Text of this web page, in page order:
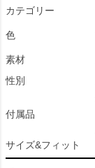
カテゴリー
色
素材
性別
付属品
サイズ&フィット